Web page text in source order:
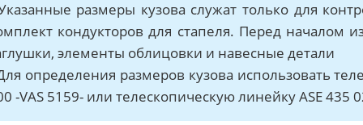
размеры кузова служат только для
кондукторов для стапеля. Перед началом
элементы облицовки и навесные детали
определения размеров кузова использовать
-VAS 5159- или телескопическую линейку ASE 435